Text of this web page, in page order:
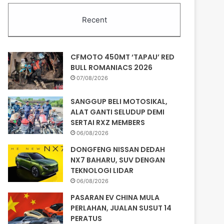
Recent
CFMOTO 450MT ‘TAPAU’ RED
BULL ROMANIACS 2026
07/08/2026
SANGGUP BELI MOTOSIKAL,
ALAT GANTI SELUDUP DEMI
SERTAI RXZ MEMBERS
06/08/2026
DONGFENG NISSAN DEDAH
NX7 BAHARU, SUV DENGAN
TEKNOLOGI LIDAR
06/08/2026
PASARAN EV CHINA MULA
PERLAHAN, JUALAN SUSUT 14
PERATUS